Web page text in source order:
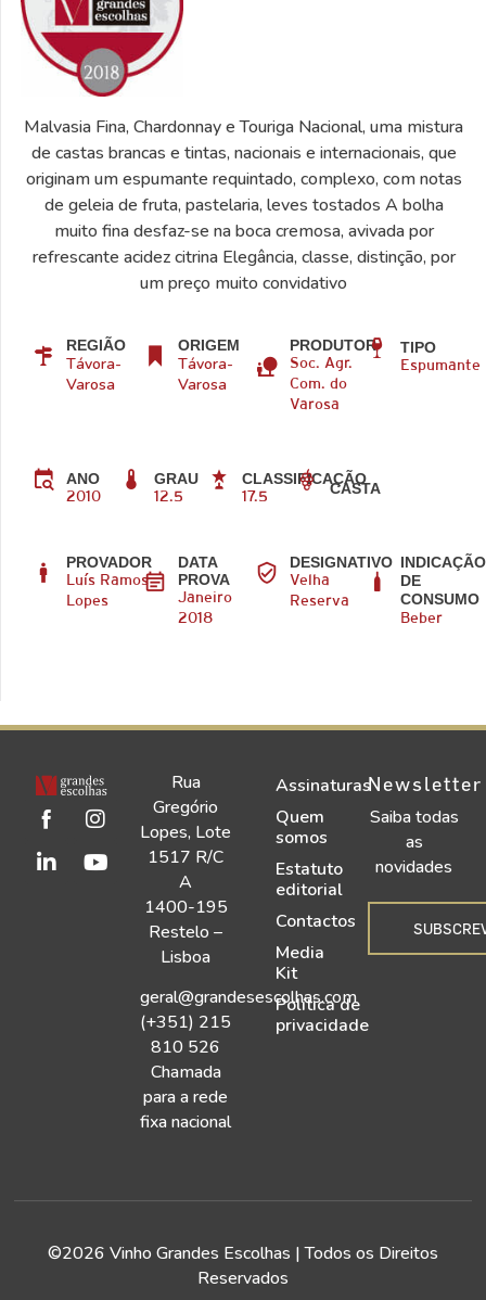
Malvasia Fina, Chardonnay e Touriga Nacional, uma mistura
de castas brancas e tintas, nacionais e internacionais, que
originam um espumante requintado, complexo, com notas
de geleia de fruta, pastelaria, leves tostados A bolha
muito fina desfaz-se na boca cremosa, avivada por
refrescante acidez citrina Elegância, classe, distinção, por
um preço muito convidativo
REGIÃO
Távora-
Varosa
ORIGEM
Távora-
Varosa
PRODUTOR
Soc. Agr.
Com. do
Varosa
TIPO
Espumante
ANO
2010
GRAU
12.5
CLASSIFICAÇÃO
17.5
CASTA
PROVADOR
Luís Ramos
Lopes
DATA
PROVA
Janeiro
2018
DESIGNATIVO
Velha
Reserva
INDICAÇÃO
DE
CONSUMO
Beber
Rua
Gregório
Lopes, Lote
1517 R/C
A
1400-195
Restelo –
Lisboa
geral@grandesescolhas.com
(+351) 215
810 526
Chamada
para a rede
fixa nacional
Assinaturas
Quem
somos
Estatuto
editorial
Contactos
Media
Kit
Política de
privacidade
Newsletter
Saiba todas
as
novidades
©2026 Vinho Grandes Escolhas | Todos os Direitos
Reservados